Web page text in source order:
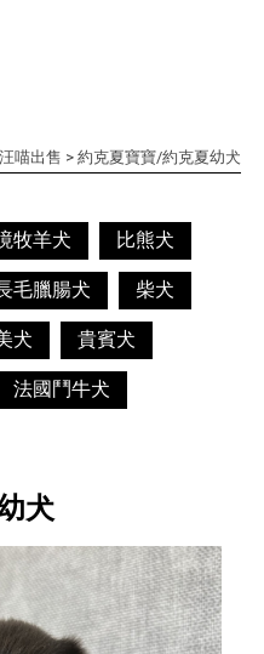
汪喵出售 > 約克夏寶寶/約克夏幼犬
牧羊犬 比熊犬
毛臘腸犬 柴犬
犬 貴賓犬
法國鬥牛犬
犬